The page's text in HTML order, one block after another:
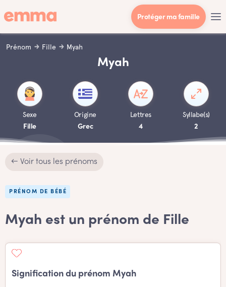
Protéger ma famille
Prénom Fille Myah
Myah
Sexe
Fille
Origine
Grec
Lettres
4
Syllabe(s)
2
← Voir tous les prénoms
PRÉNOM DE BÉBÉ
Myah est un prénom de Fille
Signification du prénom Myah